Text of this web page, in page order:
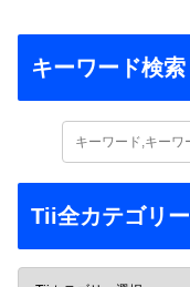
キーワード検索
Tii全カテゴリー